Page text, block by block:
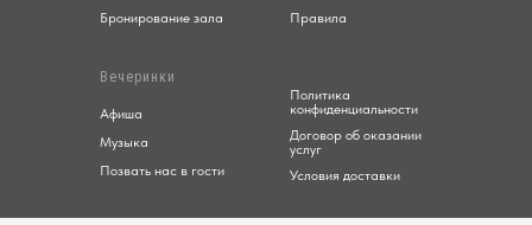
Бронирование зала
Правила
Вечеринки
Афиша
Музыка
Позвать нас в гости
Политика
конфиденциальности
Договор об оказании
услуг
Условия доставки